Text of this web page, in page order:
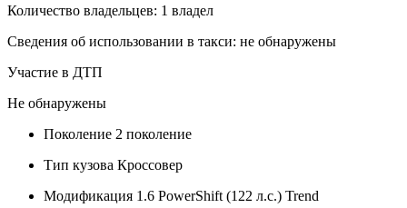
Количество владельцев: 1 владел
Сведения об использовании в такси: не обнаружены
Участие в ДТП
Не обнаружены
Поколение 2 поколение
Тип кузова Кроссовер
Модификация 1.6 PowerShift (122 л.с.) Trend